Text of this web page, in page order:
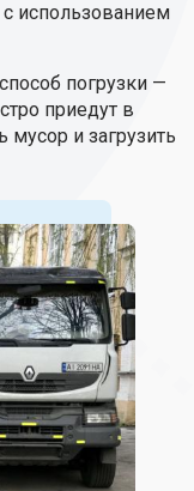
использованием
погрузки —
приедут в
мусор и загрузить